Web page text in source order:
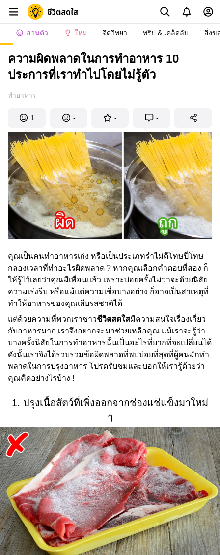
ส่วนตัว ใหม่ จิตวิทยา ทริป & เคล็ดลับ สิ่งข
ความผิดพลาดในการทำอาหาร 10
ประการที่เราทำไปโดยไม่รู้ตัว
ทำอาหาร
1 - - -
คุณเป็นคนทำอาหารเก่ง หรือเป็นประเภทรำไม่ดีโทษปี่โทษ
กลองเวลาที่ทำอะไรผิดพลาด ? หากคุณเลือกคำตอบที่สอง ก็
ให้รู้ไว้เลยว่าคุณมีเพื่อนแล้ว เพราะบ่อยครั้งไม่ว่าจะด้วยนิสัย
ความเร่งรีบ หรือแม้แต่ความเชื่อบางอย่าง ก็อาจเป็นสาเหตุที่
ทำให้อาหารของคุณเสียรสชาติได้
แต่ด้วยความที่พวกเราชาวชีวิตสดใสมีความสนใจเรื่องเกี่ยว
กับอาหารมาก เราจึงอยากจะมาช่วยเหลือคุณ แม้เราจะรู้ว่า
บางครั้งนิสัยในการทำอาหารนั้นเป็นอะไรที่ยากที่จะเปลี่ยนได้
ดังนั้นเราจึงได้รวบรวมข้อผิดพลาดที่พบบ่อยที่สุดที่ผู้คนมักทำ
พลาดในการปรุงอาหาร โปรดรับชมและบอกให้เรารู้ด้วยว่า
คุณคิดอย่างไรบ้าง !
1. ปรุงเนื้อสัตว์ที่เพิ่งออกจากช่องแช่แข็งมาใหม่
ๆ